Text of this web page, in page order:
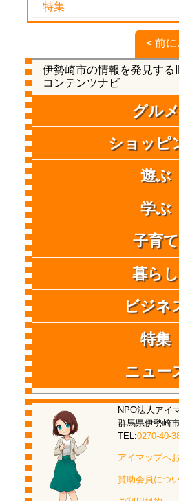
特集
< 前に
伊勢崎市の情報を発見する
コンテンツナビ
グルメ
ショッピ
遊ぶ
学ぶ
子育て
暮らし
ビジネ
特集
ニュー
NPO法人アイ
群馬県伊勢崎
TEL:0270-40-
アイマップへ
賛助会員につ